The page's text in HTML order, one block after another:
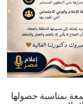
بمناسبة حصولها